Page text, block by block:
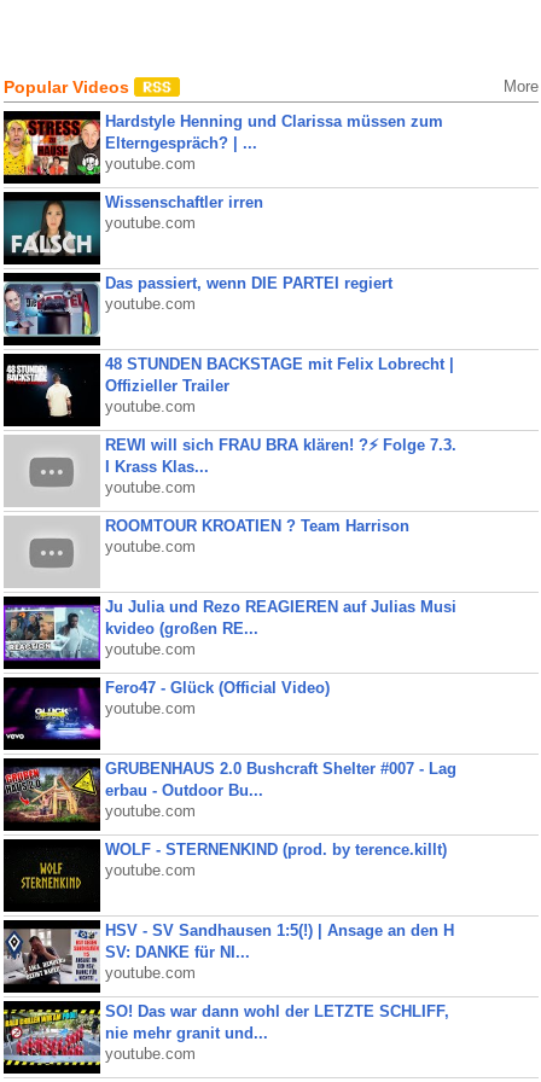
Popular Videos More
Hardstyle Henning und Clarissa müssen zum
Elterngespräch? | ...
youtube.com
Wissenschaftler irren
youtube.com
Das passiert, wenn DIE PARTEI regiert
youtube.com
48 STUNDEN BACKSTAGE mit Felix Lobrecht |
Offizieller Trailer
youtube.com
REWI will sich FRAU BRA klären! ?⚡️ Folge 7.3.
I Krass Klas...
youtube.com
ROOMTOUR KROATIEN ? Team Harrison
youtube.com
Ju Julia und Rezo REAGIEREN auf Julias Musi
kvideo (großen RE...
youtube.com
Fero47 - Glück (Official Video)
youtube.com
GRUBENHAUS 2.0 Bushcraft Shelter #007 - Lag
erbau - Outdoor Bu...
youtube.com
WOLF - STERNENKIND (prod. by terence.killt)
youtube.com
HSV - SV Sandhausen 1:5(!) | Ansage an den H
SV: DANKE für NI...
youtube.com
SO! Das war dann wohl der LETZTE SCHLIFF,
nie mehr granit und...
youtube.com